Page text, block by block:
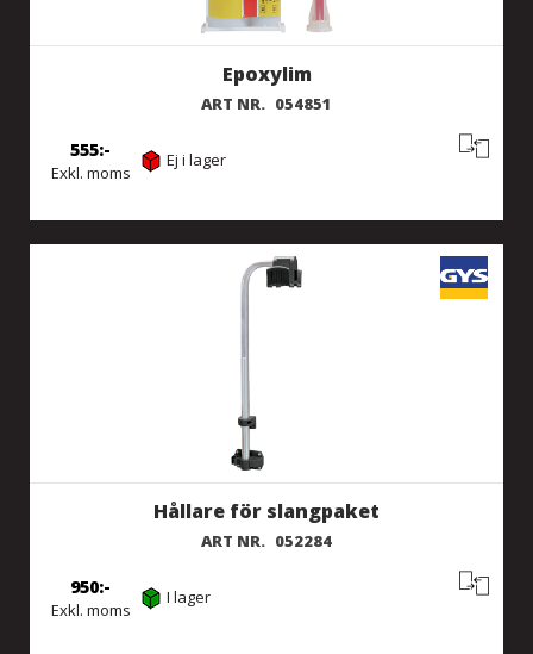
Epoxylim
ART NR. 054851
Exkl. moms
555 Ej i lager
Hållare för slangpaket
ART NR. 052284
Exkl. moms
950 I lager